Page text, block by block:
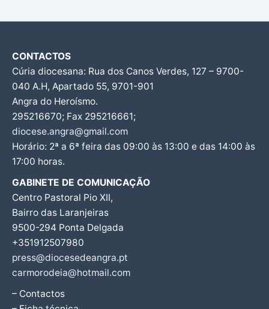
CONTACTOS
Cúria diocesana: Rua dos Canos Verdes, 127 – 9700-
040 A.H, Apartado 55, 9701-901
Angra do Heroísmo.
295216670; Fax 295216661;
diocese.angra@gmail.com
Horário: 2ª a 6ª feira das 09:00 às 13:00 e das 14:00 às
17:00 horas.
GABINETE DE COMUNICAÇÃO
Centro Pastoral Pio XII,
Bairro das Laranjeiras
9500-294 Ponta Delgada
+351912507980
press@diocesedeangra.pt
carmorodeia@hotmail.com
– Contactos